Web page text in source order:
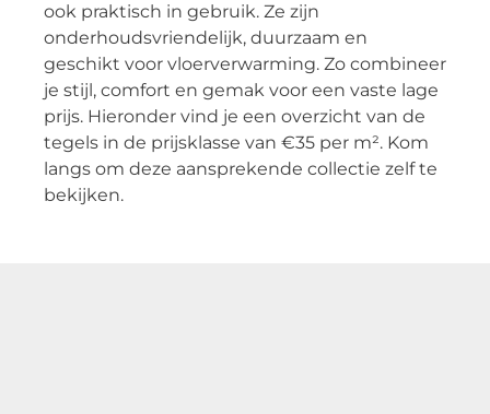
ook praktisch in gebruik. Ze zijn
onderhoudsvriendelijk, duurzaam en
geschikt voor vloerverwarming. Zo combineer
je stijl, comfort en gemak voor een vaste lage
prijs. Hieronder vind je een overzicht van de
tegels in de prijsklasse van €35 per m². Kom
langs om deze aansprekende collectie zelf te
bekijken.